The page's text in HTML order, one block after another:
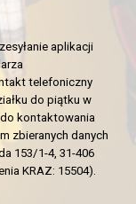
aplikacji
telefoniczny
do piątku w
kontaktowania
zbieranych danych
153/1-4, 31-406
KRAZ: 15504).